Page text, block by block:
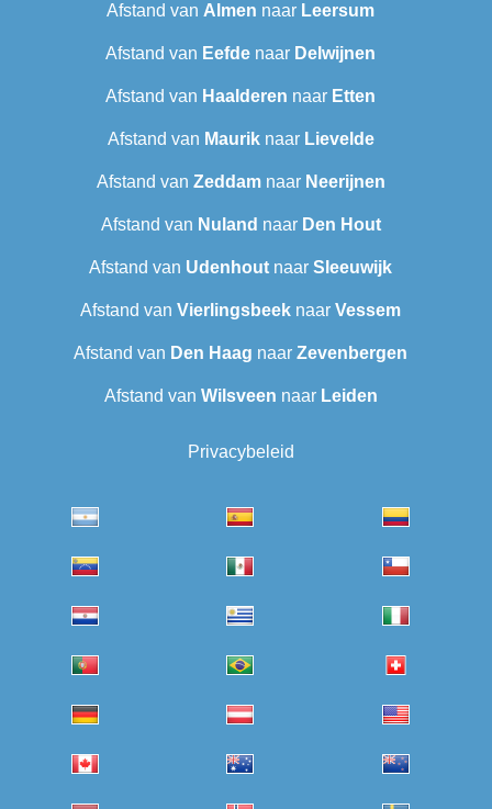
Afstand van Almen naar Leersum
Afstand van Eefde naar Delwijnen
Afstand van Haalderen naar Etten
Afstand van Mauriknaar Lievelde
Afstand van Zeddamnaar Neerijnen
Afstand van Nuland naar Den Hout
Afstand van Udenhout naar Sleeuwijk
Afstand van Vierlingsbeek naar Vessem
Afstand van Den Haag naar Zevenbergen
Afstand van Wilsveen‎ naar Leiden
Privacybeleid